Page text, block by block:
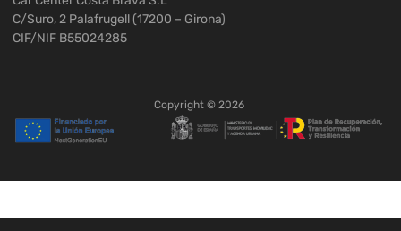
C/Suro, 2 Palafrugell (17200 – Girona)
CIF/NIF B55024285
Copyright © 2026